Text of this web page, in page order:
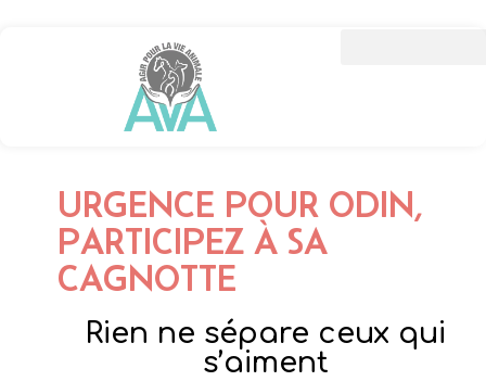
URGENCE POUR ODIN,
PARTICIPEZ À SA
CAGNOTTE
Rien ne sépare ceux qui
s’aiment